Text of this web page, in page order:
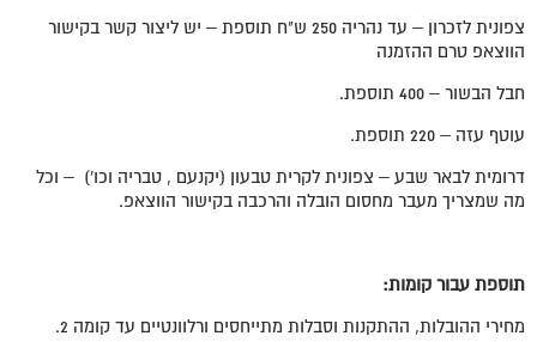
צפונית לזכרון – עד נהריה 250 ש"ח תוספת – יש ליצור קשר בקישור
הווצאפ טרם ההזמנה
חבל הבשור – 400 תוספת.
עוטף עזה – 220 תוספת.
דרומית לבאר שבע – צפונית לקרית טבעון (יקנעם , טבריה וכו') – וכל
מה שמצריך מעבר מחסום הובלה והרכבה בקישור הווצאפ.
תוספת עבור קומות:
מחירי ההובלות, ההתקנות וסבלות מתייחסים ורלוונטיים עד קומה 2.